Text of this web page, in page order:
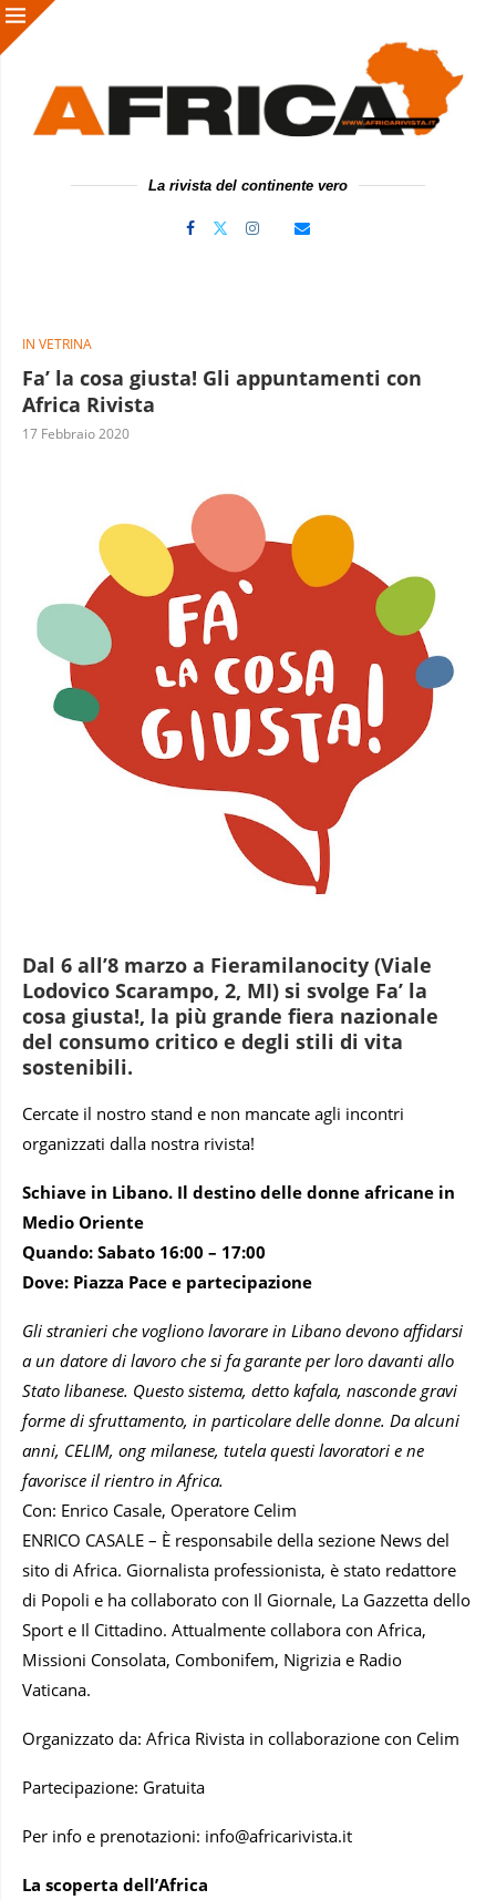
La rivista del continente vero
IN VETRINA
Fa’ la cosa giusta! Gli appuntamenti con
Africa Rivista
17 Febbraio 2020
Dal 6 all’8 marzo a Fieramilanocity (Viale
Lodovico Scarampo, 2, MI) si svolge Fa’ la
cosa giusta!, la più grande fiera nazionale
del consumo critico e degli stili di vita
sostenibili.
Cercate il nostro stand e non mancate agli incontri
organizzati dalla nostra rivista!
Schiave in Libano. Il destino delle donne africane in
Medio Oriente
Quando: Sabato 16:00 – 17:00
Dove: Piazza Pace e partecipazione
Gli stranieri che vogliono lavorare in Libano devono affidarsi
a un datore di lavoro che si fa garante per loro davanti allo
Stato libanese. Questo sistema, detto kafala, nasconde gravi
forme di sfruttamento, in particolare delle donne. Da alcuni
anni, CELIM, ong milanese, tutela questi lavoratori e ne
favorisce il rientro in Africa.
Con: Enrico Casale, Operatore Celim
ENRICO CASALE – È responsabile della sezione News del
sito di Africa. Giornalista professionista, è stato redattore
di Popoli e ha collaborato con Il Giornale, La Gazzetta dello
Sport e Il Cittadino. Attualmente collabora con Africa,
Missioni Consolata, Combonifem, Nigrizia e Radio
Vaticana.
Organizzato da: Africa Rivista in collaborazione con Celim
Partecipazione: Gratuita
Per info e prenotazioni: info@africarivista.it
La scoperta dell’Africa